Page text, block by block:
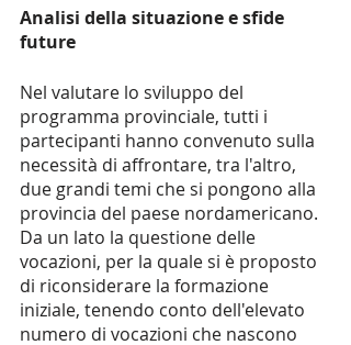
Analisi della situazione e sfide
future
Nel valutare lo sviluppo del
programma provinciale, tutti i
partecipanti hanno convenuto sulla
necessità di affrontare, tra l'altro,
due grandi temi che si pongono alla
provincia del paese nordamericano.
Da un lato la questione delle
vocazioni, per la quale si è proposto
di riconsiderare la formazione
iniziale, tenendo conto dell'elevato
numero di vocazioni che nascono